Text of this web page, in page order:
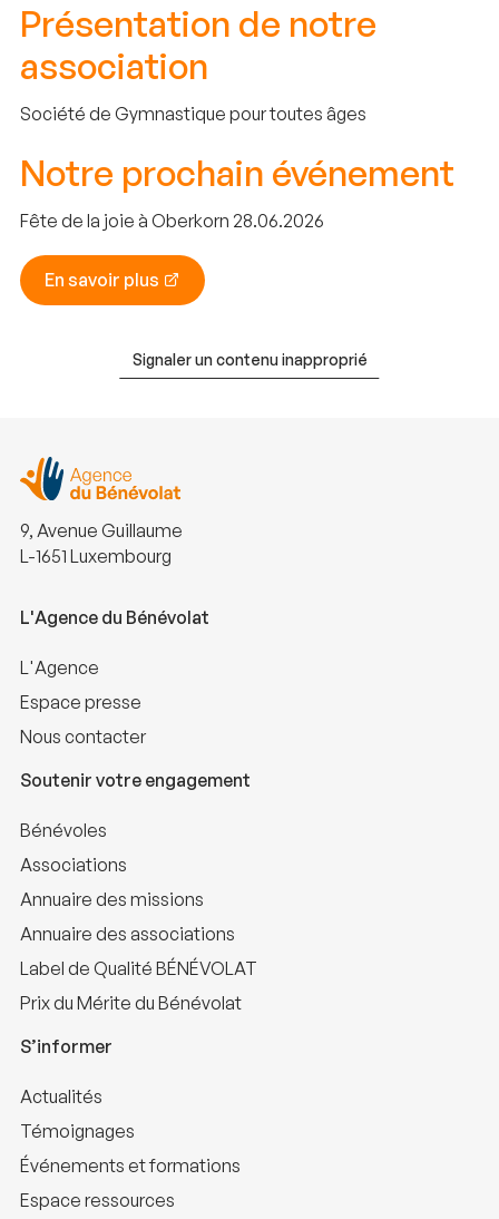
Présentation de notre
association
Société de Gymnastique pour toutes âges
Notre prochain événement
Fête de la joie à Oberkorn 28.06.2026
En savoir plus
Signaler un contenu inapproprié
9, Avenue Guillaume
L-1651 Luxembourg
L'Agence du Bénévolat
L'Agence
Espace presse
Nous contacter
Soutenir votre engagement
Bénévoles
Associations
Annuaire des missions
Annuaire des associations
Label de Qualité BÉNÉVOLAT
Prix du Mérite du Bénévolat
S’informer
Actualités
Témoignages
Événements et formations
Espace ressources